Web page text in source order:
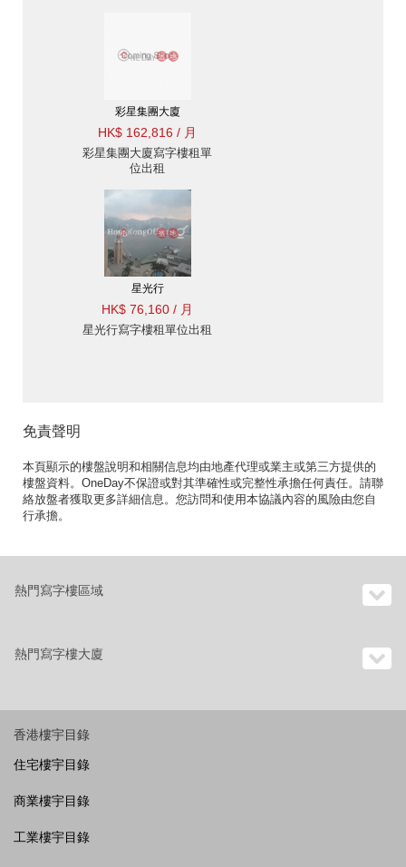
彩星集團大廈
HK$ 162,816 / 月
彩星集團大廈寫字樓租單
位出租
星光行
HK$ 76,160 / 月
星光行寫字樓租單位出租
免責聲明
本頁顯示的樓盤說明和相關信息均由地產代理或業主或第三方提供的
樓盤資料。OneDay不保證或對其準確性或完整性承擔任何責任。請聯
絡放盤者獲取更多詳細信息。您訪問和使用本協議內容的風險由您自
行承擔。
熱門寫字樓區域
熱門寫字樓大廈
香港樓宇目錄
住宅樓宇目錄
商業樓宇目錄
工業樓宇目錄